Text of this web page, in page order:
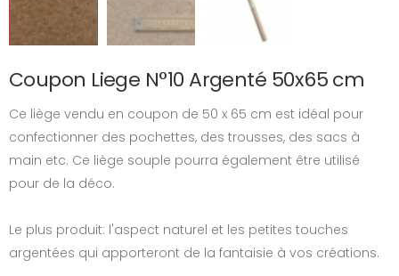
Coupon Liege N°10 Argenté 50x65 cm
Ce liège vendu en coupon de 50 x 65 cm est idéal pour
confectionner des pochettes, des trousses, des sacs à
main etc. Ce liège souple pourra également être utilisé
pour de la déco.
Le plus produit: l'aspect naturel et les petites touches
argentées qui apporteront de la fantaisie à vos créations.